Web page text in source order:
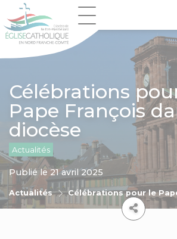
Célébrations
Pape François
diocèse
Actualités
Actualités Célébrations pour le
Publié le 21 avril 2025